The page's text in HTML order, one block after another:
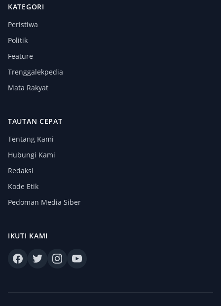
KATEGORI
Peristiwa
Politik
Feature
Trenggalekpedia
Mata Rakyat
TAUTAN CEPAT
Tentang Kami
Hubungi Kami
Redaksi
Kode Etik
Pedoman Media Siber
IKUTI KAMI